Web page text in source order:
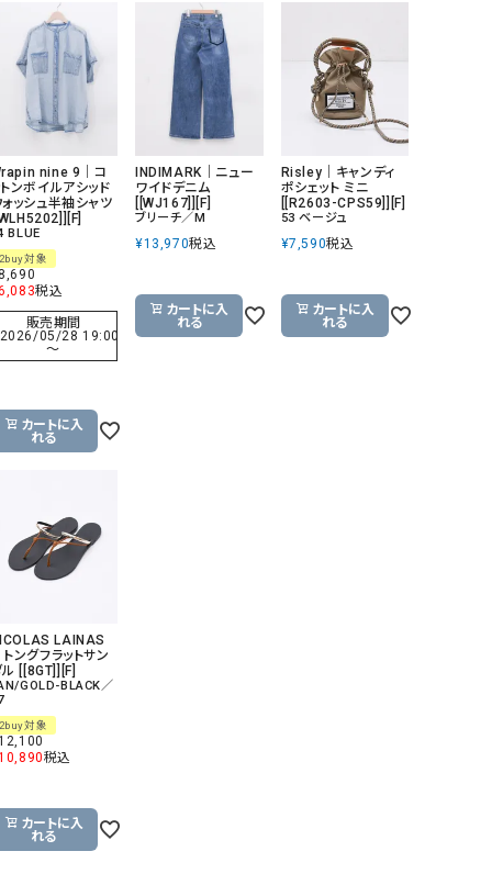
GO TO HOLLYWOOD（ゴートゥーハリウ
ッド）
G-STAR RAW（ジースターロウ） tumugu:（ツムグ）
GOOD SPEED（グッドスピード） un cinq（アンサンク）
GAIMO（ガイモ）
オーバーオール）
GRAMICCI（グラミチ）
USU GALLERY（ユーエス
ー）
Gives a sense of fullment +phenix（フェニックス）
ILIMA（イリマ）
nine 9｜コ
トンボイルアシッド
ォッシュ半袖シャツ
BLUE
2buy対象
8,690
税込
販売期間
2026/05/28 19:00
〜
カートに入
れる
INDIMARK｜ニュー
ワイドデニム
[[WJ167]][F]
ブリーチ／M
¥13,970税込
カートに入
れる
Risley｜キャンディ
ポシェット ミニ
[[R2603-CPS59]][F]
53 ベージュ
¥7,590税込
カートに入
れる
LAINAS
トングフラットサン
ル [[8GT]][F]
GOLD-BLACK／
2buy対象
12,100
税込
カートに入
れる